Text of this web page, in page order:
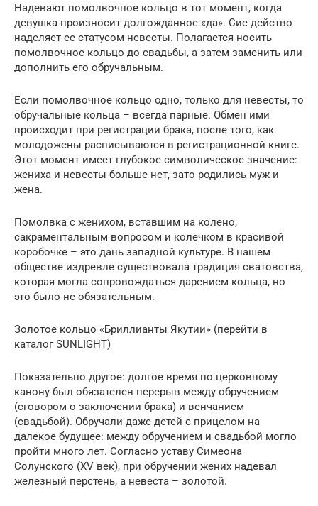
Надевают помолвочное кольцо в тот момент, когда
девушка произносит долгожданное «да». Сие действо
наделяет ее статусом невесты. Полагается носить
помолвочное кольцо до свадьбы, а затем заменить или
дополнить его обручальным.
Если помолвочное кольцо одно, только для невесты, то
обручальные кольца – всегда парные. Обмен ими
происходит при регистрации брака, после того, как
молодожены расписываются в регистрационной книге.
Этот момент имеет глубокое символическое значение:
жениха и невесты больше нет, зато родились муж и
жена.
Помолвка с женихом, вставшим на колено,
сакраментальным вопросом и колечком в красивой
коробочке – это дань западной культуре. В нашем
обществе издревле существовала традиция сватовства,
которая могла сопровождаться дарением кольца, но
это было не обязательным.
Золотое кольцо «Бриллианты Якутии» (перейти в
каталог SUNLIGHT)
Показательно другое: долгое время по церковному
канону был обязателен перерыв между обручением
(сговором о заключении брака) и венчанием
(свадьбой). Обручали даже детей с прицелом на
далекое будущее: между обручением и свадьбой могло
пройти много лет. Согласно уставу Симеона
Солунского (XV век), при обручении жених надевал
железный перстень, а невеста – золотой.